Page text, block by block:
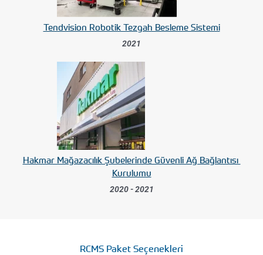
Tendvision Robotik Tezgah Besleme Sistemi
2021
Hakmar Mağazacılık Şubelerinde ​Güvenli Ağ Bağlantısı​ ​
Kurulumu
2020 - 2021
RCMS Paket Seçenekleri